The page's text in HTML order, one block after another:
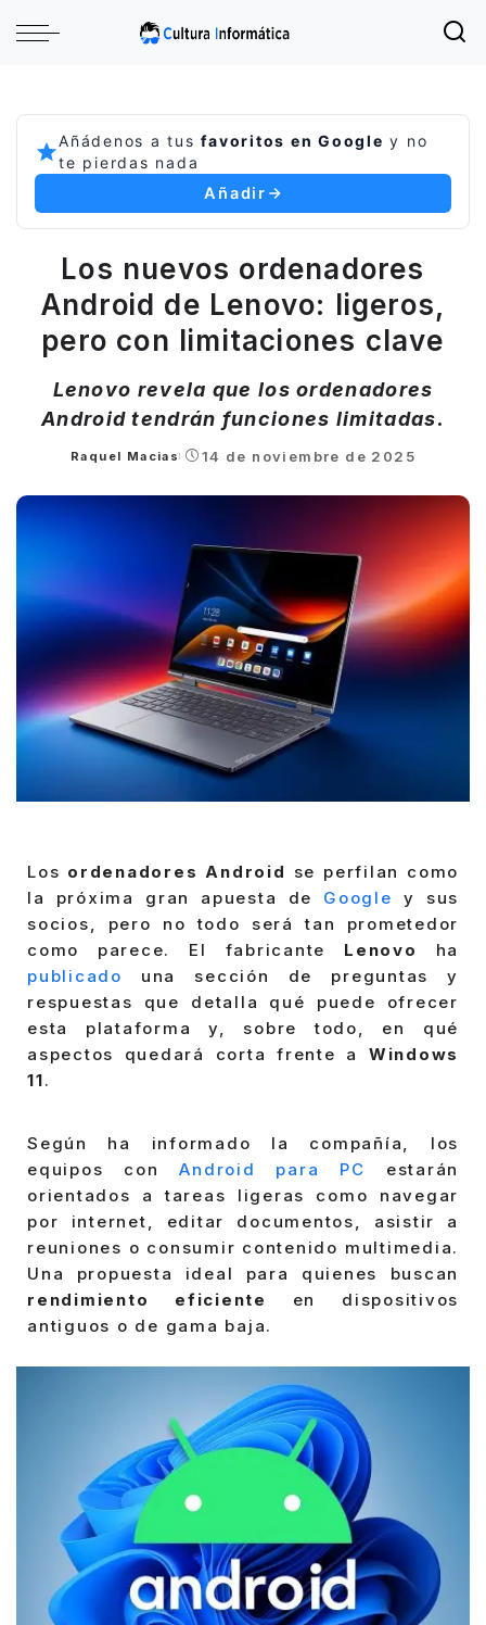
Añádenos a tusfavoritos en Google y no
te pierdas nada
Añadir
Los nuevos ordenadores
Android de Lenovo: ligeros,
pero con limitaciones clave
Lenovo revela que los ordenadores
Android tendrán funciones limitadas.
Posted
Raquel Macias 14 de noviembre de 2025
Los ordenadores Android se perfilan como
la próxima gran apuesta de Google y sus
socios, pero no todo será tan prometedor
como parece. El fabricante Lenovo ha
publicado una sección de preguntas y
respuestas que detalla qué puede ofrecer
esta plataforma y, sobre todo, en qué
aspectos quedará corta frente a Windows
11.
Según ha informado la compañía, los
equipos con
Android para PC estarán
orientados a tareas ligeras como navegar
por internet, editar documentos, asistir a
reuniones o consumir contenido multimedia.
Una propuesta ideal para quienes buscan
rendimiento eficiente
en dispositivos
antiguos o de gama baja.